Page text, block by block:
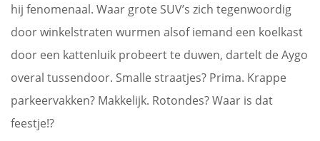
hij fenomenaal. Waar grote SUV’s zich tegenwoordig
door winkelstraten wurmen alsof iemand een koelkast
door een kattenluik probeert te duwen, dartelt de Aygo
overal tussendoor. Smalle straatjes? Prima. Krappe
parkeervakken? Makkelijk. Rotondes? Waar is dat
feestje!?